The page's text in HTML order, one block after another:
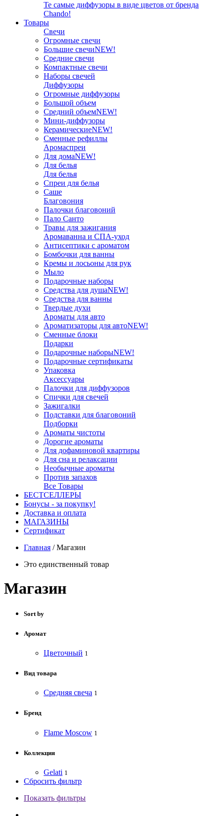
Те самые диффузоры в виде цветов от бренда
Chando!
Товары
Свечи
Огромные свечи
Большие свечиNEW!
Средние свечи
Компактные свечи
Наборы свечей
Диффузоры
Огромные диффузоры
Большой объем
Средний объемNEW!
Мини-диффузоры
КерамическиеNEW!
Сменные рефиллы
Аромаспреи
Для домаNEW!
Для белья
Для белья
Спреи для белья
Саше
Благовония
Палочки благовоний
Пало Санто
Травы для зажигания
Аромаванна и СПА-уход
Антисептики с ароматом
Бомбочки для ванны
Кремы и лосьоны для рук
Мыло
Подарочные наборы
Средства для душаNEW!
Средства для ванны
Твердые духи
Ароматы для авто
Ароматизаторы для автоNEW!
Сменные блоки
Подарки
Подарочные наборыNEW!
Подарочные сертификаты
Упаковка
Аксессуары
Палочки для диффузоров
Спички для свечей
Зажигалки
Подставки для благовоний
Подборки
Ароматы чистоты
Дорогие ароматы
Для дофаминовой квартиры
Для сна и релаксации
Необычные ароматы
Против запахов
Все Товары
БЕСТСЕЛЛЕРЫ
Бонусы - за покупку!
Доставка и оплата
МАГАЗИНЫ
Cертификат
Главная /Магазин
Это единственный товар
Магазин
Sort by
Аромат
Цветочный 1
Вид товара
Средняя свеча 1
Бренд
Flame Moscow 1
Коллекция
Gelati 1
Сбросить фильтр
Показать фильтры